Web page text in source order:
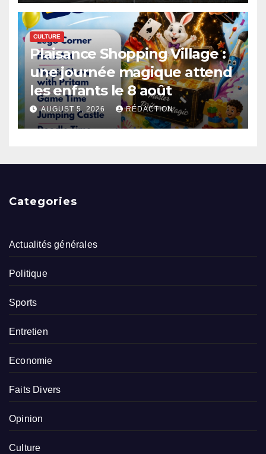
CULTURE
Plaisance Shopping Village :
une journée magique attend
les enfants le 8 août
AUGUST 5, 2026 RÉDACTION
Categories
Actualités générales
Politique
Sports
Entretien
Economie
Faits Divers
Opinion
Culture